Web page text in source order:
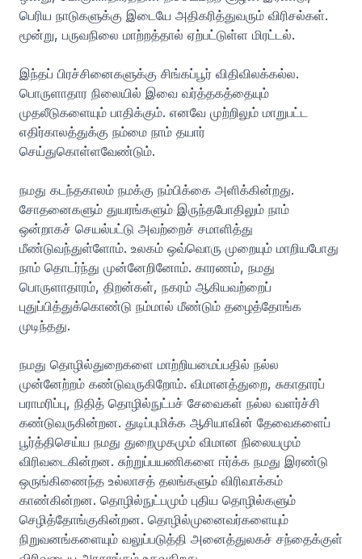
பெரிய நாடுகளுக்கு இடையே அதிகரித்துவரும் விரிசல்கள்.
மூன்று, பருவநிலை மாற்றத்தால் ஏற்பட்டுள்ள மிரட்டல்.
இந்தப் பிரச்சினைகளுக்கு சிங்கப்பூர் விதிவிலக்கல்ல.
பொருளாதார நிலையில் இவை வர்த்தகத்தையும்
முதலீடுகளையும் பாதிக்கும். எனவே முற்றிலும் மாறுபட்ட
எதிர்காலத்துக்கு நம்மை நாம் தயார்
செய்துகொள்ளவேண்டும்.
நமது கடந்தகாலம் நமக்கு நம்பிக்கை அளிக்கின்றது.
சோதனைகளும் துயரங்களும் இருந்தபோதிலும் நாம்
ஒன்றாகச் செயல்பட்டு அவற்றைச் சமாளித்து
மீண்டுவந்துள்ளோம். உலகம் ஒவ்வொரு முறையும் மாறியபோது
நாம் தொடர்ந்து முன்னேறினோம். காரணம், நமது
பொருளாதாரம், திறன்கள், நகரம் ஆகியவற்றைப்
புதுப்பித்துக்கொண்டு நம்மால் மீண்டும் தழைத்தோங்க
முடிந்தது.
நமது தொழில்துறைகளை மாற்றியமைப்பதில் நல்ல
முன்னேற்றம் கண்டுவருகிறோம். விமானத்துறை, சுகாதாரப்
பராமரிப்பு, நிதித் தொழில்நுட்பச் சேவைகள் நல்ல வளர்ச்சி
கண்டுவருகின்றன. துடிப்புமிக்க ஆசியாவின் தேவைகளைப்
பூர்த்திசெய்ய நமது துறைமுகமும் விமான நிலையமும்
விரிவடைகின்றன. சுற்றுப்பயணிகளை ஈர்க்க நமது இரண்டு
ஒருங்கிணைந்த உல்லாசத் தலங்களும் விரிவாக்கம்
காண்கின்றன. தொழில்நுட்பமும் புதிய தொழில்களும்
செழித்தோங்குகின்றன. தொழில்முனைவர்களையும்
நிறுவனங்களையும் வலுப்படுத்தி அனைத்துலகச் சந்தைக்குள்